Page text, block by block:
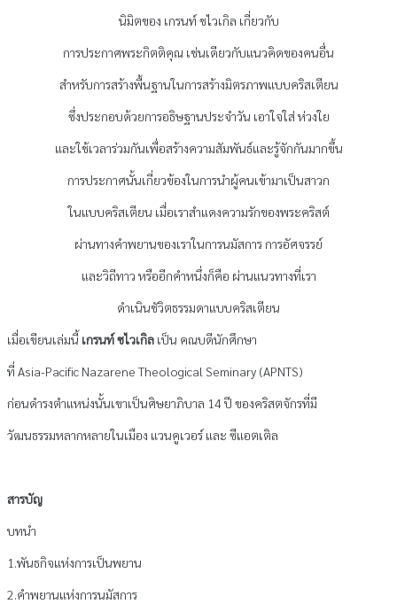
นิมิตของ เกรนท์ ชไวเกิล เกี่ยวกับ
การประกาศพระกิตติคุณ เช่นเดียวกับแนวคิดของคนอื่น
สำหรับการสร้างพื้นฐานในการสร้างมิตรภาพแบบคริสเตียน
ซึ่งประกอบด้วยการอธิษฐานประจำวัน เอาใจใส่ ห่วงใย
และใช้เวลาร่วมกันเพื่อสร้างความสัมพันธ์และรู้จักกันมากขึ้น
การประกาศนั้นเกี่ยวข้องในการนำผู้คนเข้ามาเป็นสาวก
ในแบบคริสเตียน เมื่อเราสำแดงความรักของพระคริสต์
ผ่านทางคำพยานของเราในการนมัสการ การอัศจรรย์
และวิถีทาว หรืออีกคำหนึ่งก็คือ ผ่านแนวทางที่เรา
ดำเนินชัวิตธรรมดาแบบคริสเตียน
เมื่อเขียนเล่มนี้ เกรนท์ ซไวเกิล เป็น คณบดีนักศึกษา
ที่ Asia-Pacific Nazarene Theological Seminary (APNTS)
ก่อนดำรงตำแหน่งนั้นเขาเป็นศิษยาภิบาล 14 ปี ของคริสตจักรที่มี
วัฒนธรรมหลากหลายในเมือง แวนคูเวอร์ และ ซีแอตเติล
สารบัญ
บทนำ
1.พันธกิจแห่งการเป็นพยาน
2.คำพยานแห่งการนมัสการ